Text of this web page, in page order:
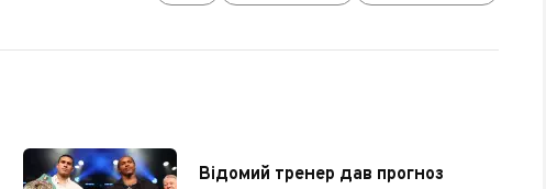
Відомий тренер дав прогноз